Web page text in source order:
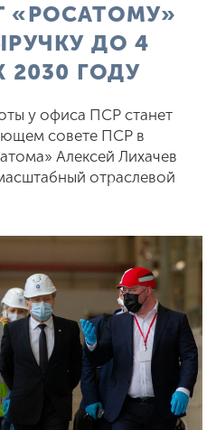
ДО 4
2030 ГОДУ
у офиса ПСР станет
совете ПСР в
Алексей Лихачев
отраслевой